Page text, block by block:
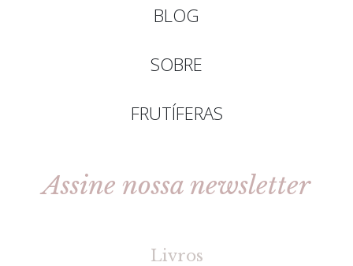
BLOG
SOBRE
FRUTÍFERAS
Assine nossa newsletter
Livros